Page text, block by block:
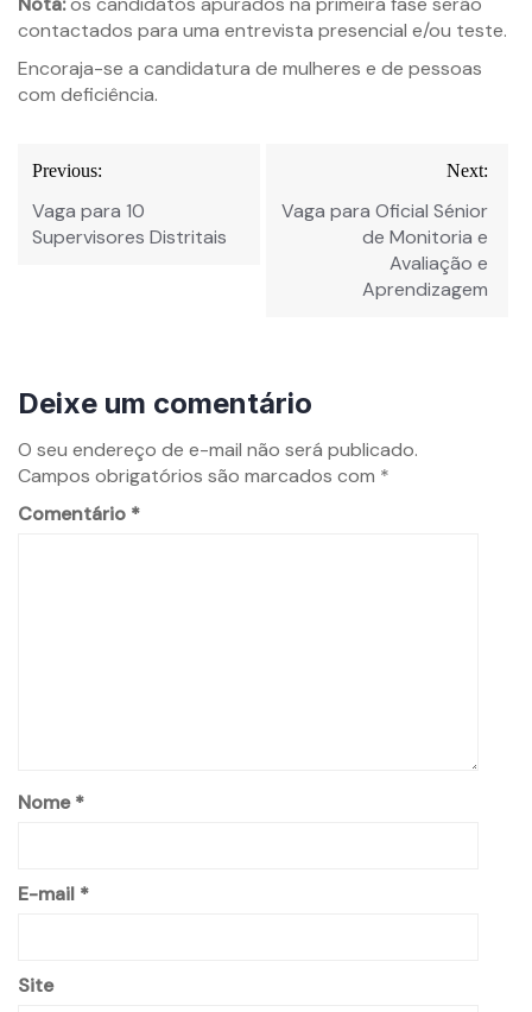
contactados para uma entrevista presencial e/ou teste.
Encoraja-se a candidatura de mulheres e de pessoas
com deficiência.
Navegação
de
Post
Previous:
Vaga para 10
Supervisores Distritais
Next:
Vaga para Oficial Sénior
de Monitoria e
Avaliação e
Aprendizagem
Deixe um comentário
O seu endereço de e-mail não será publicado.
Campos obrigatórios são marcados com *
Comentário *
Nome*
E-mail *
Site